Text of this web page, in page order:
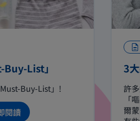
List」
Buy-List」!
閱讀
3
許
「
爾